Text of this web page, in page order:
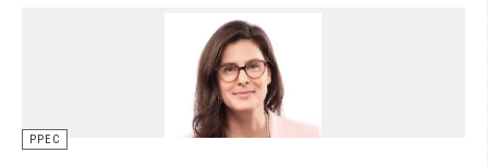
PPEC